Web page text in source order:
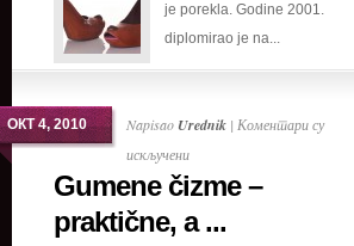
neobične,
a
udobne
je porekla. Godine 2001.
diplomirao je na...
ОКТ 4, 2010 Napisao Urednik | Коментари су
искљученина
Gumene
Gumene čizme –
praktične, a ...